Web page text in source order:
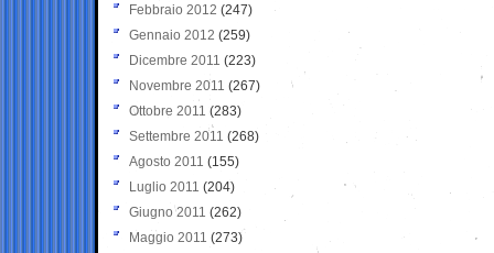
Febbraio 2012 (247)
Gennaio 2012 (259)
Dicembre 2011 (223)
Novembre 2011 (267)
Ottobre 2011 (283)
Settembre 2011 (268)
Agosto 2011 (155)
Luglio 2011 (204)
Giugno 2011 (262)
Maggio 2011 (273)